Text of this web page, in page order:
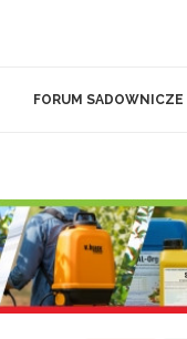
FORUM SADOWNICZE